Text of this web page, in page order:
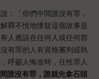
：「你們中間誰沒有罪，
釋不悅地懷疑這個故事是
人應該在任何人或任何群
有罪的人有資格審判或執
呼籲人悔改時，任性罪人
誰沒有罪，誰就先拿石頭